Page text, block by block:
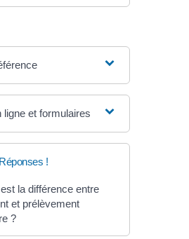
ligne et formulaires
!
la différence entre
et prélèvement
?